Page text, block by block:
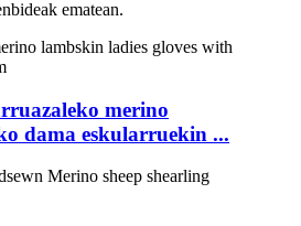
ematean.
merino
dama eskularruekin ...